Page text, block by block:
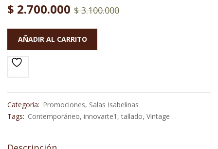
$3.100.000
$ 2.700.000
AÑADIR AL CARRITO
Categoría: Promociones, Salas Isabelinas
Tags: Contemporáneo, innovarte1 ,tallado, Vintage